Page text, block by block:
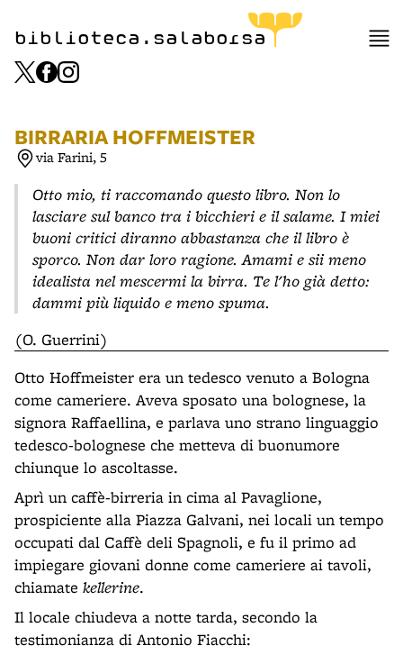
biblioteca.salaborsa
BIRRARIA HOFFMEISTER
via Farini, 5
Otto mio, ti raccomando questo libro. Non lo
lasciare sul banco tra i bicchieri e il salame. I miei
buoni critici diranno abbastanza che il libro è
sporco. Non dar loro ragione. Amami e sii meno
idealista nel mescermi la birra. Te l'ho già detto:
dammi più liquido e meno spuma.
(O. Guerrini)
Otto Hoffmeister era un tedesco venuto a Bologna
come cameriere. Aveva sposato una bolognese, la
signora Raffaellina, e parlava uno strano linguaggio
tedesco-bolognese che metteva di buonumore
chiunque lo ascoltasse.
Aprì un caffè-birreria in cima al Pavaglione,
prospiciente alla Piazza Galvani, nei locali un tempo
occupati dal Caffè deli Spagnoli, e fu il primo ad
impiegare giovani donne come cameriere ai tavoli,
chiamate kellerine.
Il locale chiudeva a notte tarda, secondo la
testimonianza di Antonio Fiacchi: